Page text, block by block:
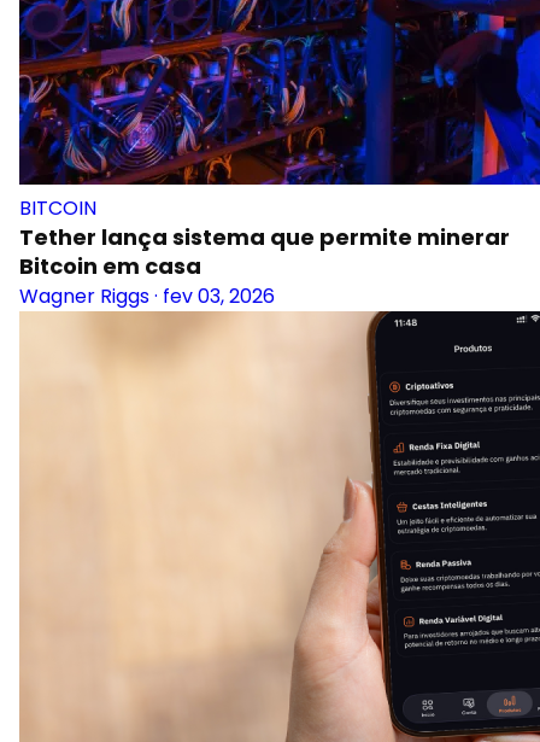
BITCOIN
Tether lança sistema que permite minerar
Bitcoin em casa
Wagner Riggs· fev 03, 2026